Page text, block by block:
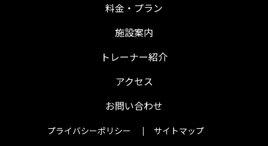
料金・プラン
施設案内
トレーナー紹介
アクセス
お問い合わせ
プライバシーポリシー サイトマップ